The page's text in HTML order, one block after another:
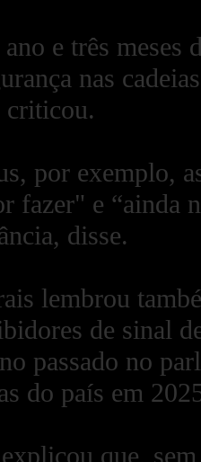
ano e três
nas
criticou.
por exemplo,
fazer" e “ainda
disse.
lembrou
de sinal
passado no
do país em
que,